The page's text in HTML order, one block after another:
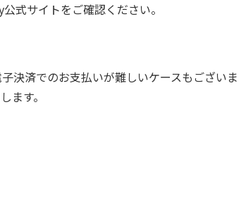
式サイトをご確認ください。
決済でのお支払いが難しいケースもございま
ます。